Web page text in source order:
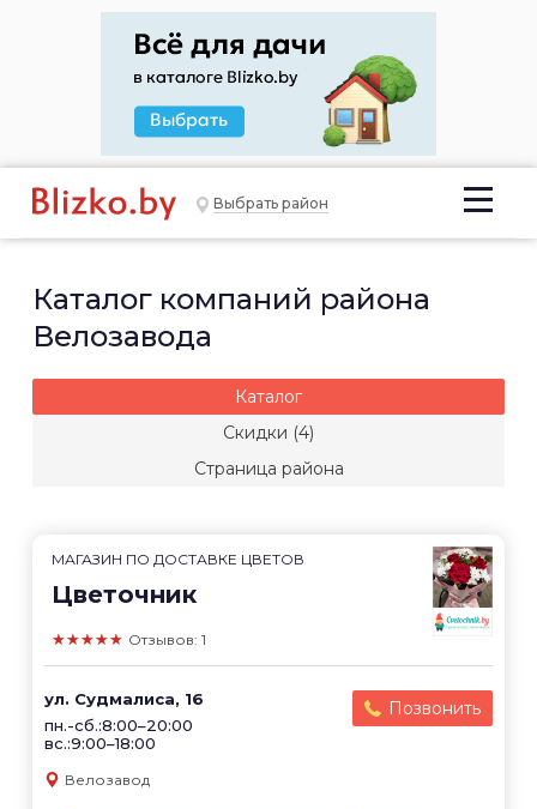
Выбрать район
Каталог компаний района
Велозавода
Каталог
Скидки (4)
Страница района
МАГАЗИН ПО ДОСТАВКЕ ЦВЕТОВ
Цветочник
★★★★★ Отзывов: 1
ул. Судмалиса, 16
пн.-сб.:8:00–20:00
вс.:9:00–18:00
Позвонить
Велозавод